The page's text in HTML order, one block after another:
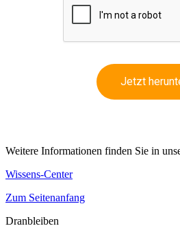
Jetzt
Weitere Informationen finden Sie in
Wissens-Center
Zum Seitenanfang
Dranbleiben